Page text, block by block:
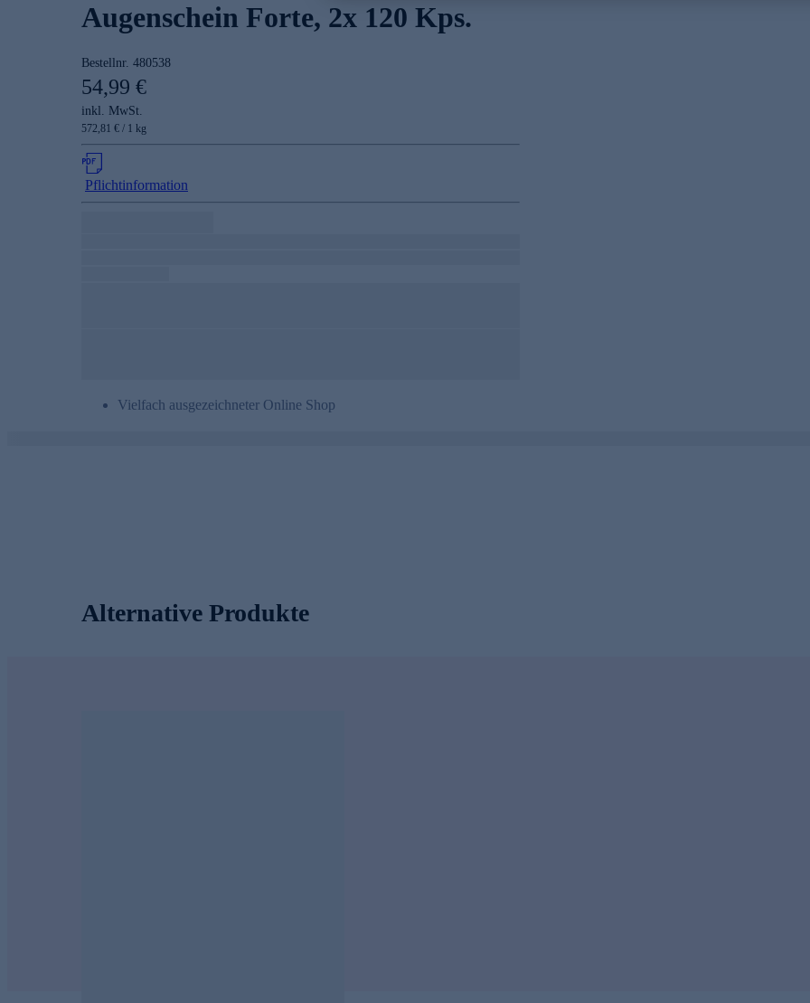
Augenschein Forte, 2x 120 Kps.
Bestellnr. 480538
54,99 €
inkl. MwSt.
572,81 € / 1 kg
Pflichtinformation
Vielfach ausgezeichneter Online Shop
Alternative Produkte